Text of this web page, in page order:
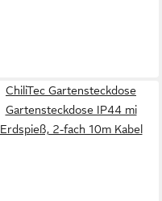
ChiliTec Gartensteckdose
Gartensteckdose IP44 mi
Erdspieß, 2-fach 10m Kabel